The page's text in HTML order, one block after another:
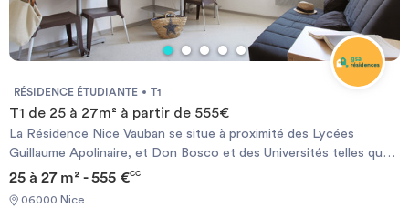
RÉSIDENCE ÉTUDIANTE T1
T1 de 25 à 27m² à partir de 555€
La Résidence Nice Vauban se situe à proximité des Lycées
Guillaume Apolinaire, et Don Bosco et des Universités telles que
ITECOM, Pôle Universitaire Saint Jean D'Angély, Campus Valrose,
L'Ecole du Journalisme, UFR Odontologie, et UFR Médecine,
etc.... Elle vous accueille avec 140 appartements, allant du studio
25 à 27 m² - 555 €CC
06000 Nice